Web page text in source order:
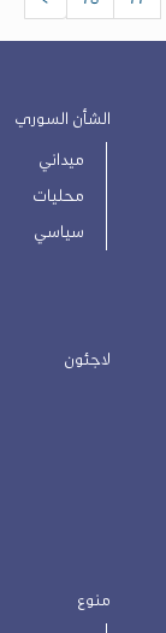
الشأن السوري
ميداني
محليات
سياسي
لاجئون
منوع